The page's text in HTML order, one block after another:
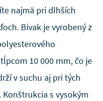
najmä pri dlhších
Bivak je vyrobený z
10 000 mm, čo je
v suchu aj pri tých
s vysokým